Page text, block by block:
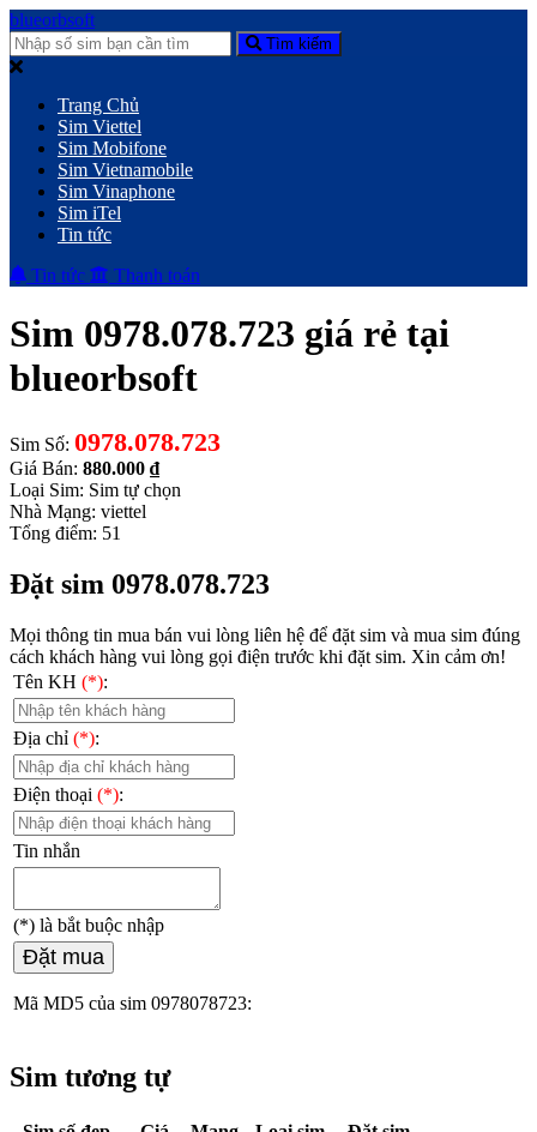
blueorbsoft
Tìm kiếm
Trang Chủ
Sim Viettel
Sim Mobifone
Sim Vietnamobile
Sim Vinaphone
Sim iTel
Tin tức
Tin tức
Thanh toán
Sim 0978.078.723 giá rẻ tại
blueorbsoft
Sim Số: 0978.078.723
Giá Bán: 880.000 ₫
Loại Sim: Sim tự chọn
Nhà Mạng: viettel
Tổng điểm: 51
Đặt sim 0978.078.723
Mọi thông tin mua bán vui lòng liên hệ để đặt sim và mua sim đúng
cách khách hàng vui lòng gọi điện trước khi đặt sim. Xin cảm ơn!
Tên KH (*):
Địa chỉ (*):
Điện thoại (*):
Tin nhắn
(*) là bắt buộc nhập
Đặt mua
Mã MD5 của sim 0978078723:
Sim tương tự